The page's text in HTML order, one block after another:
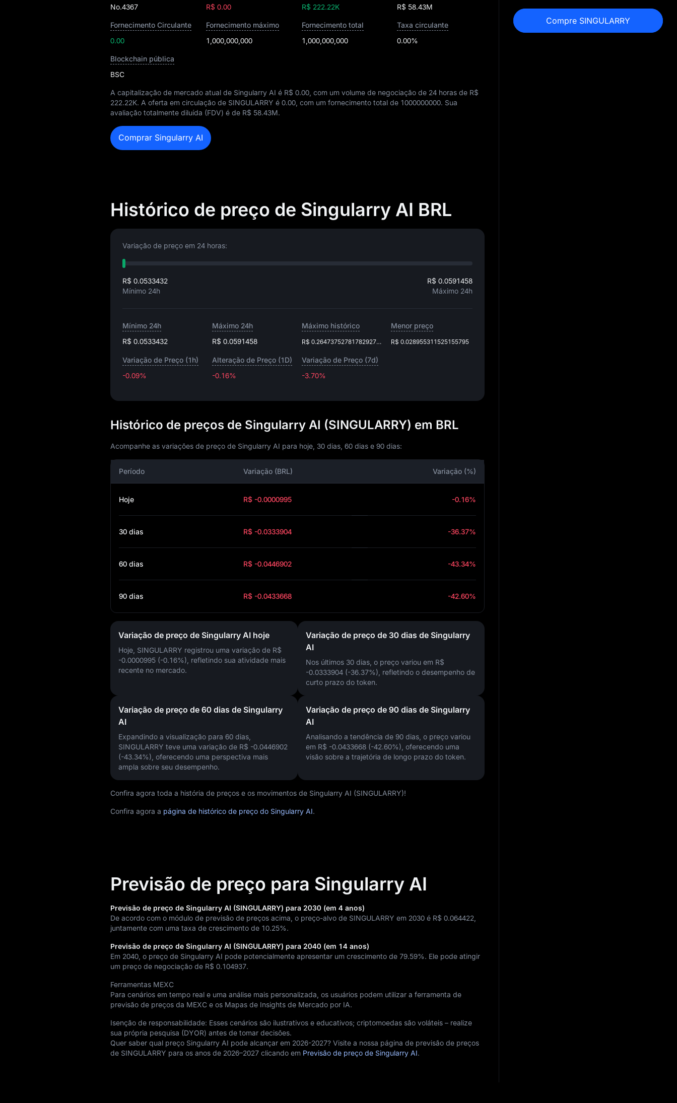
No.4367
R$ 0.00
R$ 222.22K
R$ 58.43M
Fornecimento Circulante
0.00
Fornecimento máximo
1,000,000,000
Fornecimento total
1,000,000,000
Taxa circulante
0.00%
Blockchain pública
BSC
A capitalização de mercado atual de Singularry AI é R$ 0.00 , com um volume de negociação de 24 horas de R$
222.22K. A oferta em circulação de SINGULARRY é 0.00 , com um fornecimento total de 1000000000. Sua
avaliação totalmente diluída (FDV) é de R$ 58.43M.
Comprar Singularry AI
Histórico de preço de Singularry AI BRL
Variação de preço em 24 horas:
R$ 0.0533432
Mínimo 24h
R$ 0.0591458
Máximo 24h
Mínimo 24h
R$ 0.0533432
Máximo 24h
R$ 0.0591458
Máximo histórico
R$ 0.2647375278178292743
Menor preço
R$ 0.028955311525155795
Variação de Preço (1h)
-0.09%
Alteração de Preço (1D)
-0.16%
Variação de Preço (7d)
-3.70%
Histórico de preços de Singularry AI (SINGULARRY) em BRL
Acompanhe as variações de preço de Singularry AI para hoje, 30 dias, 60 dias e 90 dias:
Período Variação (BRL) Variação (%)
Hoje R$ -0.0000995 -0.16%
30 dias R$ -0.0333904 -36.37%
60 dias R$ -0.0446902 -43.34%
90 dias R$ -0.0433668 -42.60%
Variação de preço de Singularry AI hoje
Hoje, SINGULARRY registrou uma variação de R$
-0.0000995 (-0.16%) , refletindo sua atividade mais
recente no mercado.
Variação de preço de 30 dias de Singularry
AI
Nos últimos 30 dias, o preço variou em R$
-0.0333904 (-36.37%) , refletindo o desempenho de
curto prazo do token.
Variação de preço de 60 dias de Singularry
AI
Expandindo a visualização para 60 dias,
SINGULARRY teve uma variação de R$ -0.0446902
(-43.34%) , oferecendo uma perspectiva mais
ampla sobre seu desempenho.
Variação de preço de 90 dias de Singularry
AI
Analisando a tendência de 90 dias, o preço variou
em R$ -0.0433668 (-42.60%) , oferecendo uma
visão sobre a trajetória de longo prazo do token.
Confira agora toda a história de preços e os movimentos de Singularry AI (SINGULARRY)!
Confira agora a página de histórico de preço do Singularry AI.
Previsão de preço para Singularry AI
Previsão de preço de Singularry AI (SINGULARRY) para 2030 (em 4 anos)
De acordo com o módulo de previsão de preços acima, o preço-alvo de SINGULARRY em 2030 é R$ 0.064422
juntamente com uma taxa de crescimento de 10.25%.
Previsão de preço de Singularry AI (SINGULARRY) para 2040 (em 14 anos)
Em 2040, o preço de Singularry AI pode potencialmente apresentar um crescimento de 79.59%. Ele pode atingir
um preço de negociação de R$ 0.104937.
Ferramentas MEXC
Para cenários em tempo real e uma análise mais personalizada, os usuários podem utilizar a ferramenta de
previsão de preços da MEXC e os Mapas de Insights de Mercado por IA.
Isenção de responsabilidade: Esses cenários são ilustrativos e educativos; criptomoedas são voláteis – realize
sua própria pesquisa (DYOR) antes de tomar decisões.
Quer saber qual preço Singularry AI pode alcançar em 2026-2027? Visite a nossa página de previsão de preços
de SINGULARRY para os anos de 2026–2027 clicando em Previsão de preço de Singularry AI.
Compre SINGULARRY